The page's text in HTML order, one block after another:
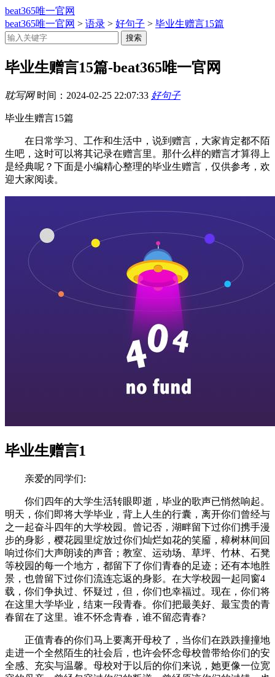
beat365唯一官网
beat365唯一官网 > 语录 > 好句子 > 毕业生赠言15篇
毕业生赠言15篇-beat365唯一官网
耽写网 时间： 2024-02-25 22:07:33 好句子
毕业生赠言15篇
在日常学习、工作和生活中，说到赠言，大家肯定都不陌
生吧，这时可以将其记录在赠言里。那什么样的赠言才算得上
是经典呢？下面是小编精心整理的毕业生赠言，仅供参考，欢
迎大家阅读。
毕业生赠言1
亲爱的同学们:
你们四年的大学生活转眼即逝，毕业的歌声已悄然响起。
明天，你们即将大学毕业，背上人生的行囊，离开你们曾经与
之一起奋斗四年的大学校园。曾记否，湖畔留下过你们携手漫
步的身影，樱花园里绽放过你们灿烂如花的笑靥，樟树林间回
响过你们大声朗读的声音；教室、运动场、草坪、竹林、石凳
等校园的每一个地方，都留下了你们青春的足迹；还有本地胜
景，也曾留下过你们流连忘返的身影。在大学校园一起同窗4
载，你们争执过、怀疑过，但，你们也幸福过。现在，你们将
在这里大学毕业，结束一段青春。你们把最美好、最宝贵的青
春留在了这里。谁不怀念青春，谁不留恋青春?
正值青春的你们马上要离开母校了，当你们在跌跌撞撞地
走进一个全然陌生的社会后，也许会怀念母校曾带给你们的安
全感、充实与温馨。母校对于以后的你们来说，她更像一位宽